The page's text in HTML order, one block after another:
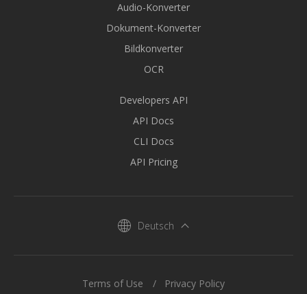
Audio-Konverter
Dokument-Konverter
Bildkonverter
OCR
Developers API
API Docs
CLI Docs
API Pricing
Deutsch
Terms of Use Privacy Policy